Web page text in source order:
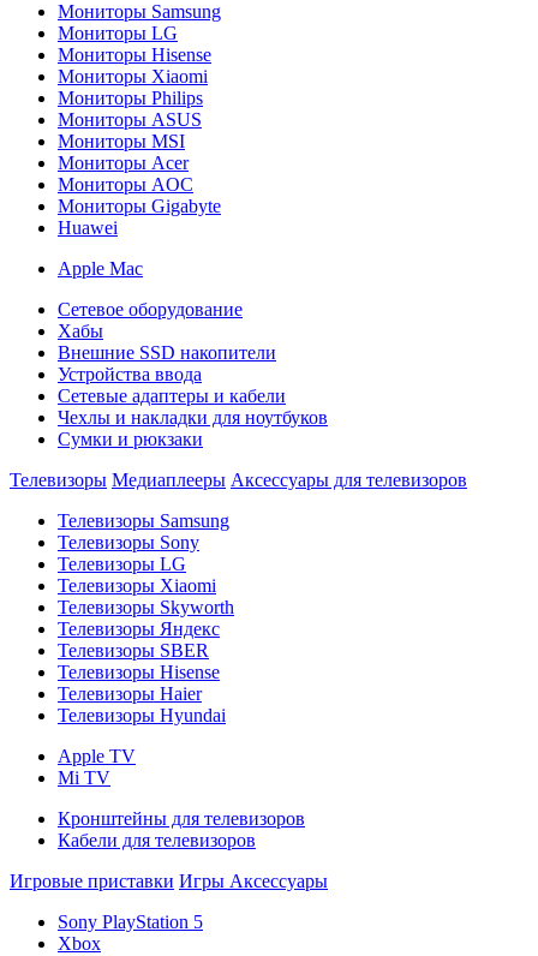
Мониторы Samsung
Мониторы LG
Мониторы Hisense
Мониторы Xiaomi
Мониторы Philips
Мониторы ASUS
Мониторы MSI
Мониторы Acer
Мониторы AOC
Мониторы Gigabyte
Huawei
Apple Mac
Сетевое оборудование
Хабы
Внешние SSD накопители
Устройства ввода
Сетевые адаптеры и кабели
Чехлы и накладки для ноутбуков
Сумки и рюкзаки
Телевизоры Медиаплееры Аксессуары для телевизоров
Телевизоры Samsung
Телевизоры Sony
Телевизоры LG
Телевизоры Xiaomi
Телевизоры Skyworth
Телевизоры Яндекс
Телевизоры SBER
Телевизоры Hisense
Телевизоры Haier
Телевизоры Hyundai
Apple TV
Mi TV
Кронштейны для телевизоров
Кабели для телевизоров
Игровые приставки Игры Аксессуары
Sony PlayStation 5
Xbox